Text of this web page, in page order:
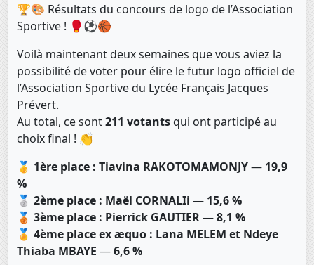
🏆🎨 Résultats du concours de logo de l’Association
Sportive ! 🥊⚽🏀
Voilà maintenant deux semaines que vous aviez la
possibilité de voter pour élire le futur logo officiel de
l’Association Sportive du Lycée Français Jacques
Prévert.
Au total, ce sont211 votantsqui ont participé au
choix final ! 👏
🥇 1ère place : Tiavina RAKOTOMAMONJY— 19,9
%
🥈 2ème place : Maël CORNALIi — 15,6 %
🥉 3ème place : Pierrick GAUTIER—8,1 %
🏅 4ème place ex æquo : Lana MELEM et Ndeye
Thiaba MBAYE —6,6 %